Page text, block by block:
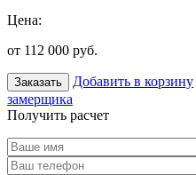
Цена:
от 112 000 руб.
Заказать Добавить в корзину
замерщика
Получить расчет